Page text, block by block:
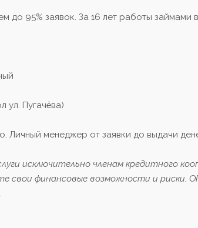
до 95% заявок. За 16 лет работы займами
ул. Пугачёва)
Личный менеджер от заявки до выдачи
исключительно членам кредитного
свои финансовые возможности и риски.